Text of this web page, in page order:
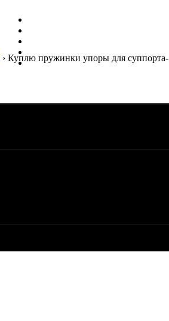
› Куплю пружинки упоры для суппорта-